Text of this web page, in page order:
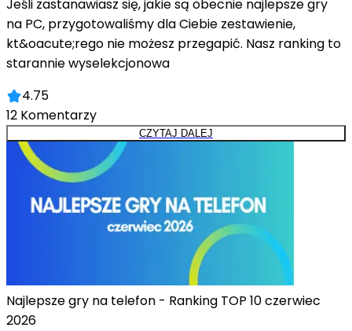
Jeśli zastanawiasz się, jakie są obecnie najlepsze gry
na PC, przygotowaliśmy dla Ciebie zestawienie,
kt&oacute;rego nie możesz przegapić. Nasz ranking to
starannie wyselekcjonowa
4.75
12 Komentarzy
CZYTAJ DALEJ
Najlepsze gry na telefon - Ranking TOP 10 czerwiec
2026